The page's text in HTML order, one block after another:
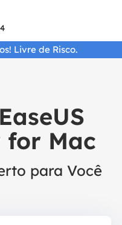
Livre de Risco.
for Mac
para Você